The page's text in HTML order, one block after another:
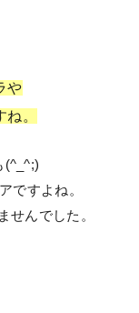
や
。
(^_^;)
ですよね。
せんでした。